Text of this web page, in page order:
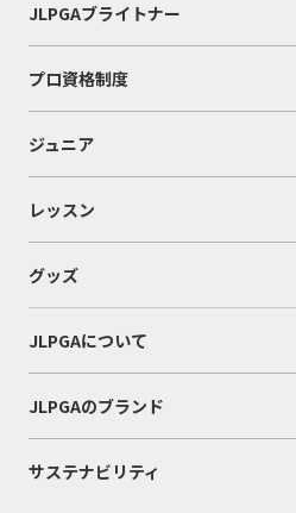
JLPGAブライトナー
プロ資格制度
ジュニア
レッスン
グッズ
JLPGAについて
JLPGAのブランド
サステナビリティ